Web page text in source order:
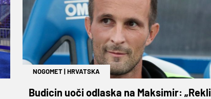
NOGOMET|HRVATSKA
Budicin uoči odlaska na Maksimir: „Rekli